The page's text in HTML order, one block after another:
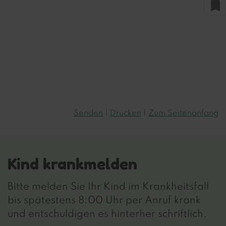
Senden Drucken Zum Seitenanfang
bookmark
Kind krankmelden
Bitte melden Sie Ihr Kind im Krankheitsfall
bis spätestens 8:00 Uhr per Anruf krank
und entschuldigen es hinterher schriftlich.